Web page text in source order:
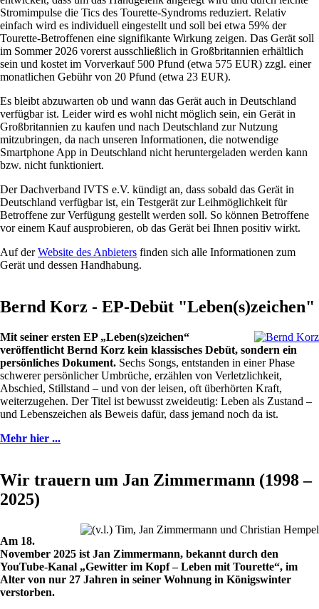
Stromimpulse die Tics des Tourette-Syndroms reduziert. Relativ
einfach wird es individuell eingestellt und soll bei etwa 59% der
Tourette-Betroffenen eine signifikante Wirkung zeigen. Das Gerät soll
im Sommer 2026 vorerst ausschließlich in Großbritannien erhältlich
sein und kostet im Vorverkauf 500 Pfund (etwa 575 EUR) zzgl. einer
monatlichen Gebühr von 20 Pfund (etwa 23 EUR).
Es bleibt abzuwarten ob und wann das Gerät auch in Deutschland
verfügbar ist. Leider wird es wohl nicht möglich sein, ein Gerät in
Großbritannien zu kaufen und nach Deutschland zur Nutzung
mitzubringen, da nach unseren Informationen, die notwendige
Smartphone App in Deutschland nicht heruntergeladen werden kann
bzw. nicht funktioniert.
Der Dachverband IVTS e.V. kündigt an, dass sobald das Gerät in
Deutschland verfügbar ist, ein Testgerät zur Leihmöglichkeit für
Betroffene zur Verfügung gestellt werden soll. So können Betroffene
vor einem Kauf ausprobieren, ob das Gerät bei Ihnen positiv wirkt.
Auf derWebsite des Anbieters finden sich alle Informationen zum
Gerät und dessen Handhabung.
Bernd Korz - EP-Debüt "Leben(s)zeichen"
Mit seiner ersten EP „Leben(s)zeichen“
veröffentlicht Bernd Korz kein klassisches Debüt, sondern ein
persönliches Dokument. Sechs Songs, entstanden in einer Phase
schwerer persönlicher Umbrüche, erzählen von Verletzlichkeit,
Abschied, Stillstand – und von der leisen, oft überhörten Kraft,
weiterzugehen. Der Titel ist bewusst zweideutig: Leben als Zustand –
und Lebenszeichen als Beweis dafür, dass jemand noch da ist.
Mehr hier ...
Wir trauern um Jan Zimmermann (1998 –
2025)
Am 18.
November 2025 ist Jan Zimmermann, bekannt durch den
YouTube-Kanal „Gewitter im Kopf – Leben mit Tourette“, im
Alter von nur 27 Jahren in seiner Wohnung in Königswinter
verstorben.